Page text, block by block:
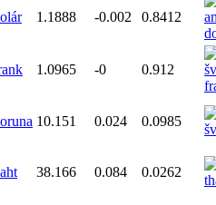
1.1888 -0.002 0.8412
1.0965 -0 0.912
10.151 0.024 0.0985
38.166 0.084 0.0262